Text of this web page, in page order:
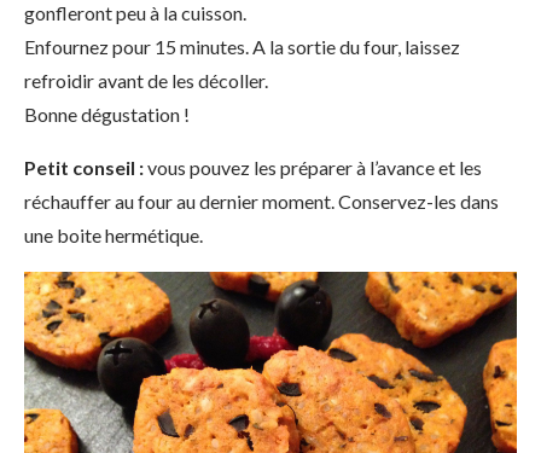
gonfleront peu à la cuisson.
Enfournez pour 15 minutes. A la sortie du four, laissez
refroidir avant de les décoller.
Bonne dégustation !
Petit conseil :vous pouvez les préparer à l’avance et les
réchauffer au four au dernier moment. Conservez-les dans
une boite hermétique.